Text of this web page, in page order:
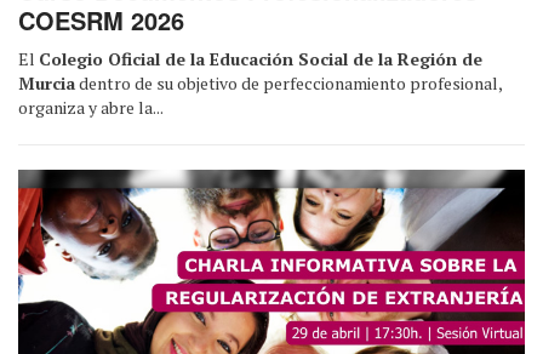
COESRM 2026
El Colegio Oficial de la Educación Social de la Región de
Murciadentro de su objetivo de perfeccionamiento profesional,
organiza y abre la...